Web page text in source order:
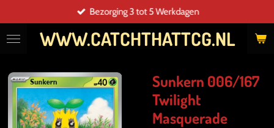
direct
naar
WWW.CATCHTHATTCG.NL
Bezorging 3 tot 5 Werkdagen
Sunkern 006/167
Twilight
Masquerade